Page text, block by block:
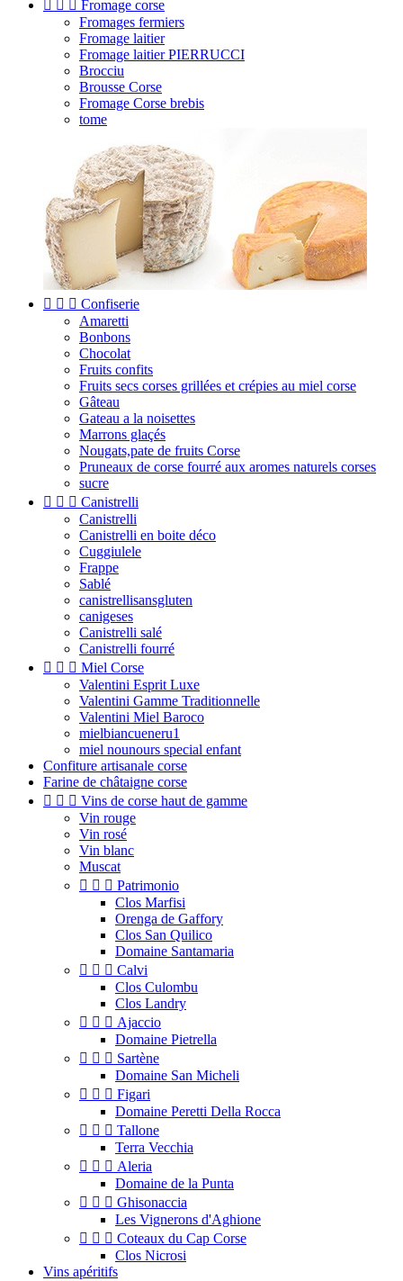
Fromage corse
Fromages fermiers
Fromage laitier
Fromage laitier PIERRUCCI
Brocciu
Brousse Corse
Fromage Corse brebis
tome
   Confiserie
Amaretti
Bonbons
Chocolat
Fruits confits
Fruits secs corses grillées et crépies au miel corse
Gâteau
Gateau a la noisettes
Marrons glaçés
Nougats,pate de fruits Corse
Pruneaux de corse fourré aux aromes naturels corses
sucre
   Canistrelli
Canistrelli
Canistrelli en boite déco
Cuggiulele
Frappe
Sablé
canistrellisansgluten
canigeses
Canistrelli salé
Canistrelli fourré
   Miel Corse
Valentini Esprit Luxe
Valentini Gamme Traditionnelle
Valentini Miel Baroco
mielbiancueneru1
miel nounours special enfant
Confiture artisanale corse
Farine de châtaigne corse
   Vins de corse haut de gamme
Vin rouge
Vin rosé
Vin blanc
Muscat
   Patrimonio
Clos Marfisi
Orenga de Gaffory
Clos San Quilico
Domaine Santamaria
   Calvi
Clos Culombu
Clos Landry
   Ajaccio
Domaine Pietrella
   Sartène
Domaine San Micheli
   Figari
Domaine Peretti Della Rocca
   Tallone
Terra Vecchia
   Aleria
Domaine de la Punta
   Ghisonaccia
Les Vignerons d'Aghione
   Coteaux du Cap Corse
Clos Nicrosi
Vins apéritifs